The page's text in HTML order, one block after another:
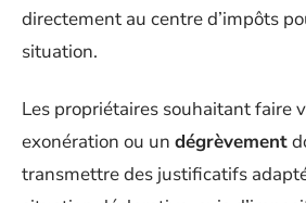
directement au centre d’impôts
situation.
Les propriétaires souhaitant faire
exonération ou un dégrèvement
transmettre des justificatifs